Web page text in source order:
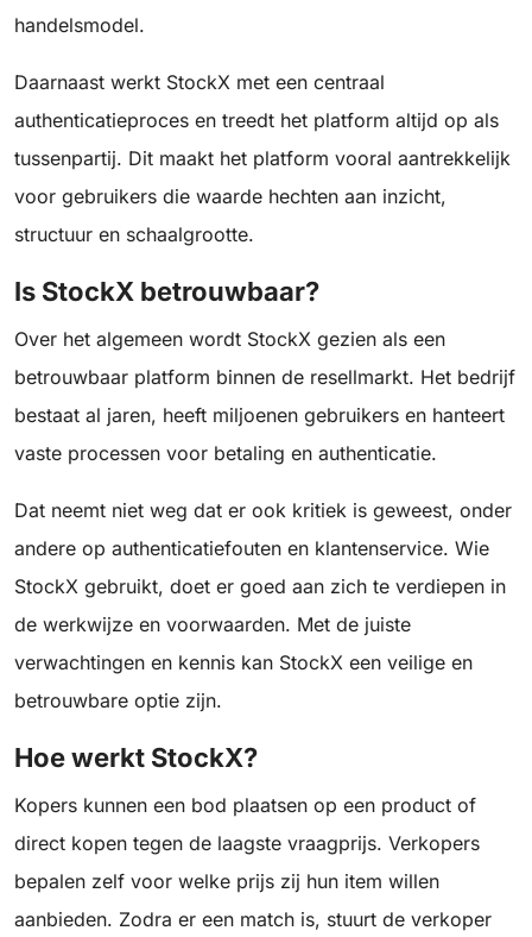
handelsmodel.
Daarnaast werkt StockX met een centraal
authenticatieproces en treedt het platform altijd op als
tussenpartij. Dit maakt het platform vooral aantrekkelijk
voor gebruikers die waarde hechten aan inzicht,
structuur en schaalgrootte.
Is StockX betrouwbaar?
Over het algemeen wordt StockX gezien als een
betrouwbaar platform binnen de resellmarkt. Het bedrijf
bestaat al jaren, heeft miljoenen gebruikers en hanteert
vaste processen voor betaling en authenticatie.
Dat neemt niet weg dat er ook kritiek is geweest, onder
andere op authenticatiefouten en klantenservice. Wie
StockX gebruikt, doet er goed aan zich te verdiepen in
de werkwijze en voorwaarden. Met de juiste
verwachtingen en kennis kan StockX een veilige en
betrouwbare optie zijn.
Hoe werkt StockX?
Kopers kunnen een bod plaatsen op een product of
direct kopen tegen de laagste vraagprijs. Verkopers
bepalen zelf voor welke prijs zij hun item willen
aanbieden. Zodra er een match is, stuurt de verkoper